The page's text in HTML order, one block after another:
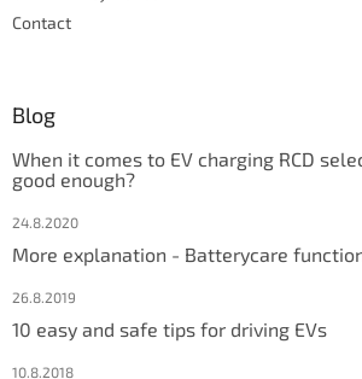
Contact
Blog
When it comes to EV charging RCD
good enough?
24.8.2020
More explanation - Batterycare
26.8.2019
10 easy and safe tips for driving EVs
10.8.2018